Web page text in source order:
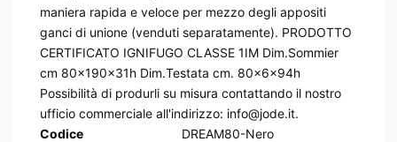
maniera rapida e veloce per mezzo degli appositi
ganci di unione (venduti separatamente). PRODOTTO
CERTIFICATO IGNIFUGO CLASSE 1IM Dim.Sommier
cm 80x190x31h Dim.Testata cm. 80x6x94h
Possibilità di produrli su misura contattando il nostro
ufficio commerciale all'indirizzo: info@jode.it.
Codice
DREAM80-Nero